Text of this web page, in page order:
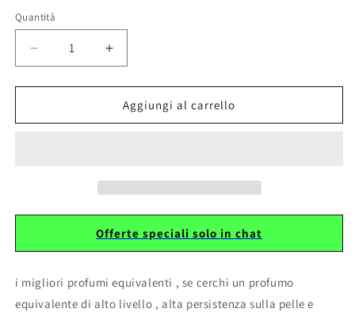
Quantità
Diminuisci
quantità
per
Equivalente
Aumenta
quantità
per
138
Equivalente
Aggiungi al carrello
Offerte speciali solo in chat
i migliori profumi equivalenti , se cerchi un profumo
equivalente di alto livello , alta persistenza sulla pelle e